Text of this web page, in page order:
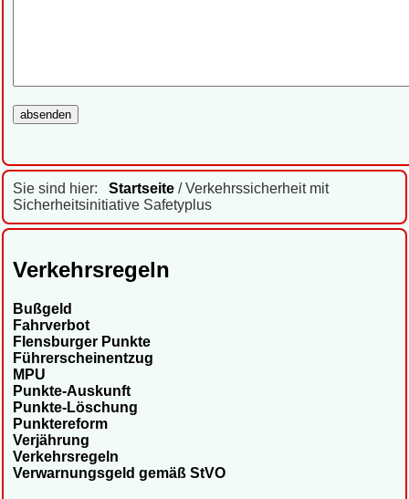
Sie sind hier: Startseite / Verkehrssicherheit mit
Sicherheitsinitiative Safetyplus
Verkehrsregeln
Bußgeld
Fahrverbot
Flensburger Punkte
Führerscheinentzug
MPU
Punkte-Auskunft
Punkte-Löschung
Punktereform
Verjährung
Verkehrsregeln
Verwarnungsgeld gemäß StVO